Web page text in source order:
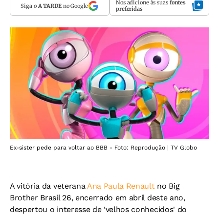
Siga o A TARDEno Google Nos adicione às suas fontes
preferidas
Ex-sister pede para voltar ao BBB - Foto: Reprodução | TV Globo
A vitória da veteranaAna Paula Renaultno Big
Brother Brasil 26, encerrado em abril deste ano,
despertou o interesse de 'velhos conhecidos' do